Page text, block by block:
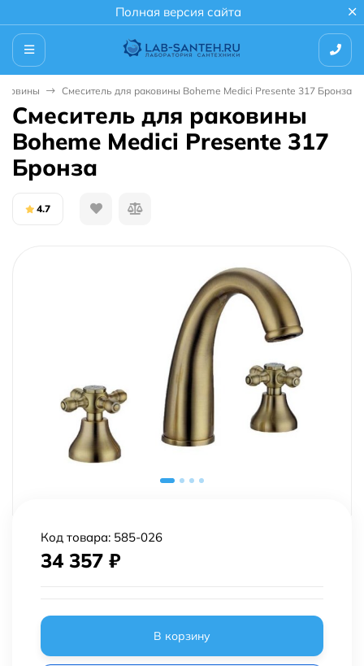
Полная версия сайта
Смеситель для раковины Boheme Medici Presente 317 Бронза
Смеситель для раковины
Boheme Medici Presente 317
Бронза
4.7
Код товара: 585-026
34 357 ₽
В корзину